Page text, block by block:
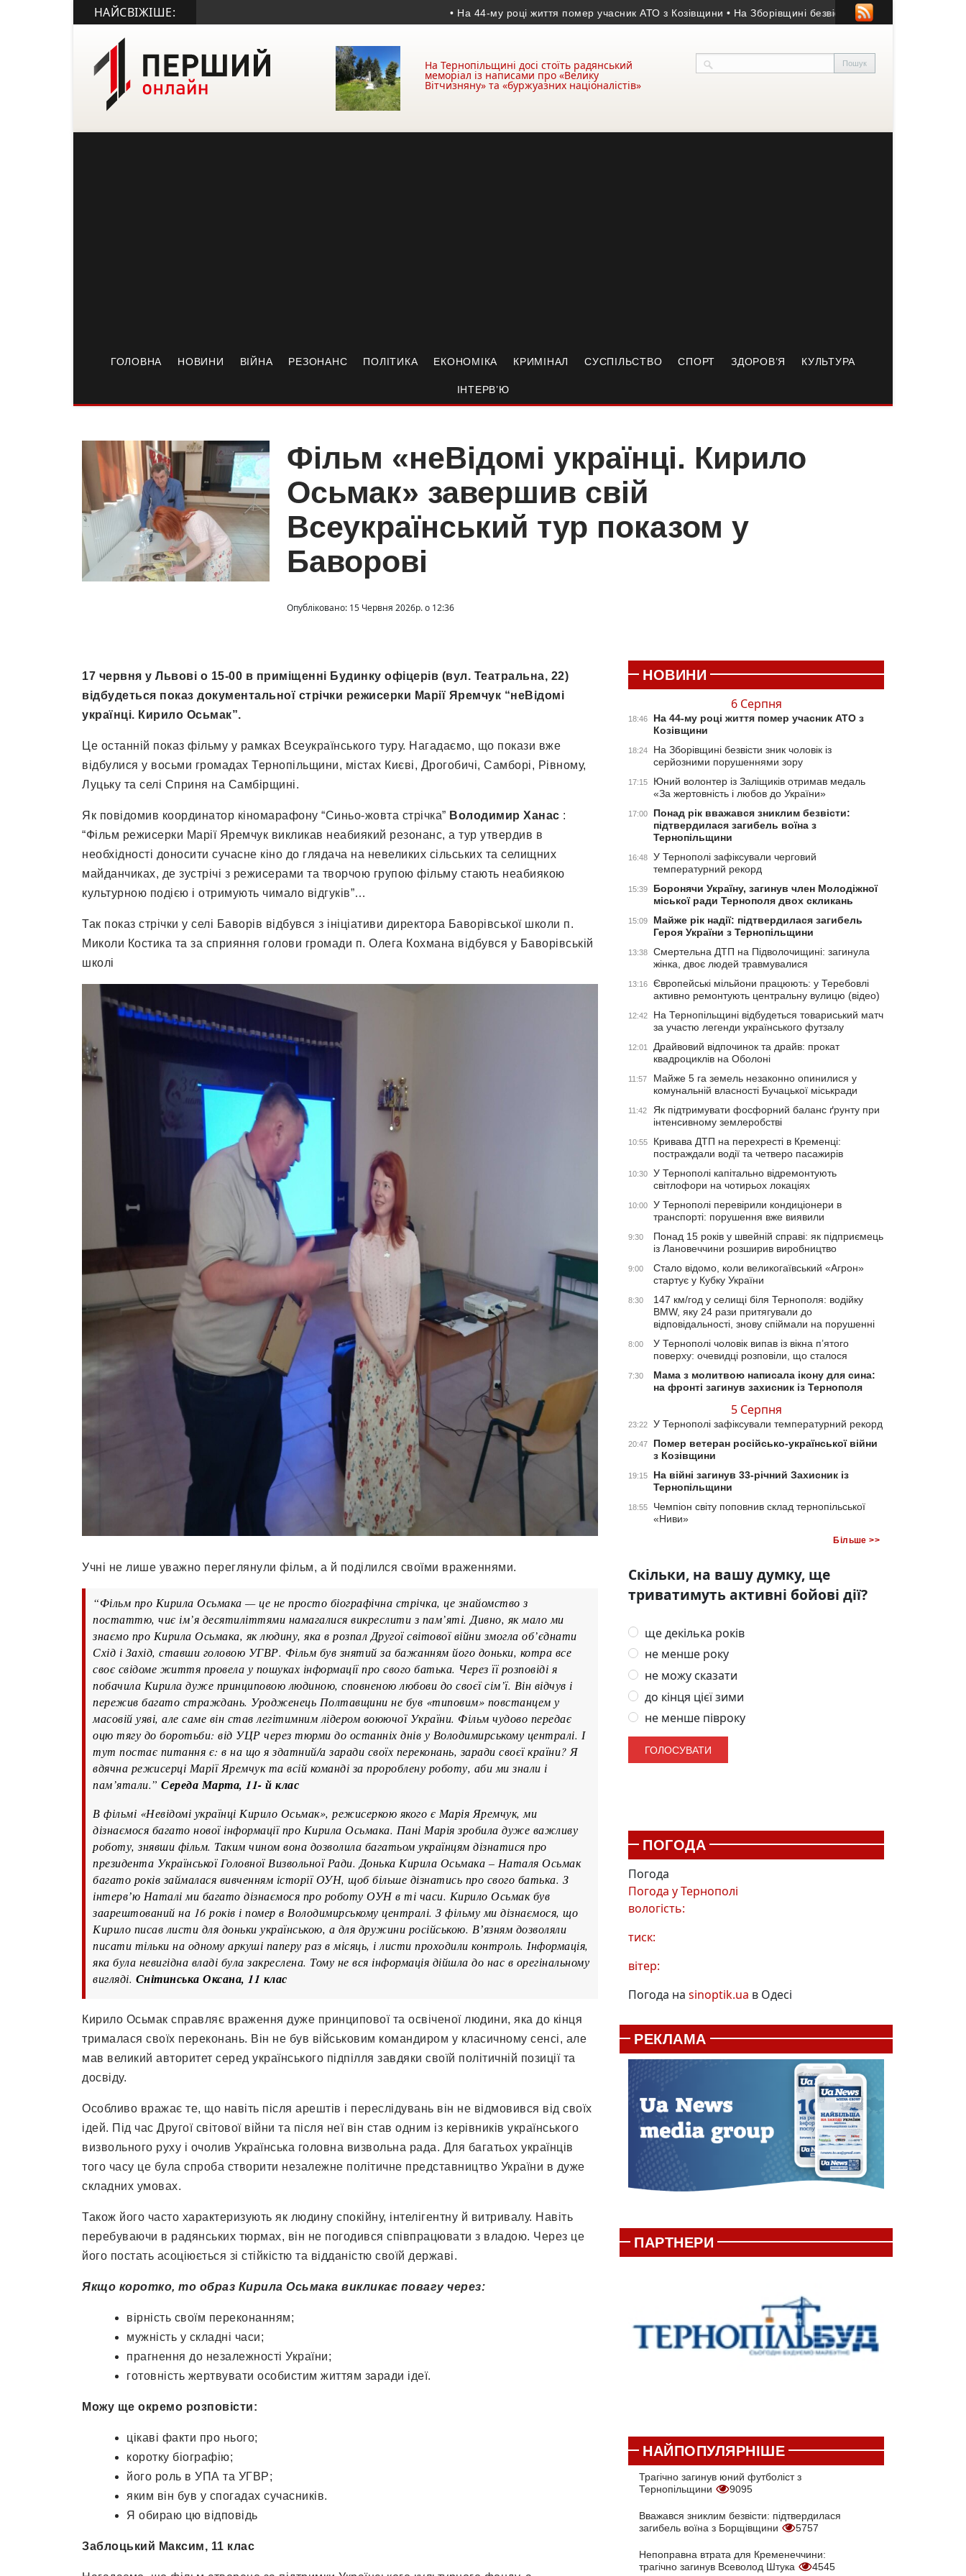
НАЙСВІЖІШЕ: • На 44-му році життя помер учасник АТО з Козівщини • На Зборівщині безвісти зник чоловік із серйозними
На Тернопільщині досі стоїть радянський
меморіал із написами про «Велику
Вітчизняну» та «буржуазних націоналістів»
ГОЛОВНА НОВИНИ ВІЙНА РЕЗОНАНС ПОЛІТИКА ЕКОНОМІКА КРИМІНАЛ СУСПІЛЬСТВО СПОРТ ЗДОРОВ’Я КУЛЬТУРА
ІНТЕРВ’Ю
Фільм «неВідомі українці. Кирило
Осьмак» завершив свій
Всеукраїнський тур показом у
Баворові
Опубліковано: 15 Червня 2026р. о 12:36
17 червня у Львові о 15-00 в приміщенні Будинку офіцерів (вул. Театральна, 22)
відбудеться показ документальної стрічки режисерки Марії Яремчук “неВідомі
українці. Кирило Осьмак”.
Це останній показ фільму у рамках Всеукраїнського туру. Нагадаємо, що покази вже
відбулися у восьми громадах Тернопільщини, містах Києві, Дрогобичі, Самборі, Рівному,
Луцьку та селі Сприня на Самбірщині.
Як повідомив координатор кіномарафону “Синьо-жовта стрічка” Володимир Ханас :
“Фільм режисерки Марії Яремчук викликав неабиякий резонанс, а тур утвердив в
необхідності доносити сучасне кіно до глядача на невеликих сільських та селищних
майданчиках, де зустрічі з режисерами та творчою групою фільму стають неабиякою
культурною подією і отримують чимало відгуків”…
Так показ стрічки у селі Баворів відбувся з ініціативи директора Баворівської школи п.
Миколи Костика та за сприяння голови громади п. Олега Кохмана відбувся у Баворівській
школі
Учні не лише уважно переглянули фільм, а й поділился своїми враженнями.
“Фільм про Кирила Осьмака — це не просто біографічна стрічка, це знайомство з
постаттю, чиє ім’я десятиліттями намагалися викреслити з пам’яті. Дивно, як мало ми
знаємо про Кирила Осьмака, як людину, яка в розпал Другої світової війни змогла об’єднати
Схід і Захід, ставши головою УГВР. Фільм був знятий за бажанням його доньки, котра все
своє свідоме життя провела у пошуках інформації про свого батька. Через її розповіді я
побачила Кирила дуже принциповою людиною, сповненою любови до своєї сім’ї. Він відчув і
пережив багато страждань. Уродженець Полтавщини не був «типовим» повстанцем у
масовій уяві, але саме він став легітимним лідером воюючої України. Фільм чудово передає
оцю тягу до боротьби: від УЦР через тюрми до останніх днів у Володимирському централі. І
тут постає питання є: в на що я здатний/а заради своїх переконань, заради своєї країни? Я
вдячна режисерці Марії Яремчук та всій команді за пророблену роботу, аби ми знали і
пам’ятали.” Середа Марта, 11- й клас
В фільмі «Невідомі українці Кирило Осьмак», режисеркою якого є Марія Яремчук, ми
дізнаємося багато нової інформації про Кирила Осьмака. Пані Марія зробила дуже важливу
роботу, знявши фільм. Таким чином вона дозволила багатьом українцям дізнатися про
президента Української Головної Визвольної Ради. Донька Кирила Осьмака – Наталя Осьмак
багато років займалася вивченням історії ОУН, щоб більше дізнатись про свого батька. З
інтервʼю Наталі ми багато дізнаємося про роботу ОУН в ті часи. Кирило Осьмак був
заарештований на 16 років і помер в Володимирському централі. З фільму ми дізнаємося, що
Кирило писав листи для доньки українською, а для дружини російською. Вʼязням дозволяли
писати тільки на одному аркуші паперу раз в місяць, і листи проходили контроль. Інформація,
яка була невигідна владі була закреслена. Тому не вся інформація дійшла до нас в орегінальному
вигляді. Снітинська Оксана, 11 клас
Кирило Осьмак справляє враження дуже принципової та освіченої людини, яка до кінця
трималася своїх переконань. Він не був військовим командиром у класичному сенсі, але
мав великий авторитет серед українського підпілля завдяки своїй політичній позиції та
досвіду.
Особливо вражає те, що навіть після арештів і переслідувань він не відмовився від своїх
ідей. Під час Другої світової війни та після неї він став одним із керівників українського
визвольного руху і очолив Українська головна визвольна рада. Для багатьох українців
того часу це була спроба створити незалежне політичне представництво України в дуже
складних умовах.
Також його часто характеризують як людину спокійну, інтелігентну й витривалу. Навіть
перебуваючи в радянських тюрмах, він не погодився співпрацювати з владою. Через це
його постать асоціюється зі стійкістю та відданістю своїй державі.
Якщо коротко, то образ Кирила Осьмака викликає повагу через:
вірність своїм переконанням;
мужність у складні часи;
прагнення до незалежності України;
готовність жертвувати особистим життям заради ідеї.
Можу ще окремо розповісти:
цікаві факти про нього;
коротку біографію;
його роль в УПА та УГВР;
яким він був у спогадах сучасників.
Я обираю цю відповідь
Заблоцький Максим, 11 клас
НОВИНИ
6 Серпня
18:46
На 44-му році життя помер учасник АТО з
Козівщини
18:24
На Зборівщині безвісти зник чоловік із
серйозними порушеннями зору
17:15
Юний волонтер із Заліщиків отримав медаль
«За жертовність і любов до України»
17:00
Понад рік вважався зниклим безвісти:
підтвердилася загибель воїна з
Тернопільщини
16:48
У Тернополі зафіксували черговий
температурний рекорд
15:39
Боронячи Україну, загинув член Молодіжної
міської ради Тернополя двох скликань
15:09
Майже рік надії: підтвердилася загибель
Героя України з Тернопільщини
13:38
Смертельна ДТП на Підволочищині: загинула
жінка, двоє людей травмувалися
13:16
Європейські мільйони працюють: у Теребовлі
активно ремонтують центральну вулицю (відео)
12:42
На Тернопільщині відбудеться товариський матч
за участю легенди українського футзалу
12:01
Драйвовий відпочинок та драйв: прокат
квадроциклів на Оболоні
11:57
Майже 5 га земель незаконно опинилися у
комунальній власності Бучацької міськради
11:42
Як підтримувати фосфорний баланс ґрунту при
інтенсивному землеробстві
10:55
Кривава ДТП на перехресті в Кременці:
постраждали водії та четверо пасажирів
10:30
У Тернополі капітально відремонтують
світлофори на чотирьох локаціях
10:00
У Тернополі перевірили кондиціонери в
транспорті: порушення вже виявили
9:30
Понад 15 років у швейній справі: як підприємець
із Лановеччини розширив виробництво
9:00
Стало відомо, коли великогаївський «Агрон»
стартує у Кубку України
8:30
147 км/год у селищі біля Тернополя: водійку
BMW, яку 24 рази притягували до
відповідальності, знову спіймали на порушенні
8:00
У Тернополі чоловік випав із вікна п’ятого
поверху: очевидці розповіли, що сталося
7:30
Мама з молитвою написала ікону для сина:
на фронті загинув захисник із Тернополя
5 Серпня
23:22 У Тернополі зафіксували температурний рекорд
20:47
Помер ветеран російсько-української війни
з Козівщини
19:15
На війні загинув 33-річний Захисник із
Тернопільщини
18:55
Чемпіон світу поповнив склад тернопільської
«Ниви»
Більше >>
Скільки, на вашу думку, ще
триватимуть активні бойові дії?
ще декілька років
не менше року
не можу сказати
до кінця цієї зими
не менше півроку
ПОГОДА
Погода
Погода уТернополі
вологість:
тиск:
вітер:
Погода на sinoptik.ua в Одесі
РЕКЛАМА
ПАРТНЕРИ
НАЙПОПУЛЯРНІШЕ
Трагічно загинув юний футболіст з
Тернопільщини
9095
Вважався зниклим безвісти: підтвердилася
загибель воїна з Борщівщини
5757
Непоправна втрата для Кременеччини:
трагічно загинув Всеволод Штука
4545